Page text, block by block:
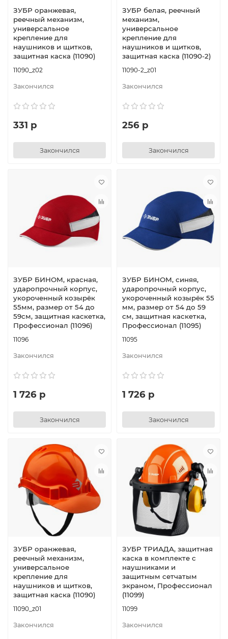
ЗУБР оранжевая,
реечный механизм,
универсальное
крепление для
наушников и щитков,
защитная каска (11090)
11090_z02
Закончился
331 р
Закончился
ЗУБР белая, реечный
механизм,
универсальное
крепление для
наушников и щитков,
защитная каска (11090-2)
11090-2_z01
Закончился
256 р
Закончился
ЗУБР БИНОМ, красная,
ударопрочный корпус,
укороченный козырёк
55мм, размер от 54 до
59см, защитная каскетка,
Профессионал (11096)
11096
Закончился
1 726 р
Закончился
ЗУБР БИНОМ, синяя,
ударопрочный корпус,
укороченный козырёк 55
мм, размер от 54 до 59
см, защитная каскетка,
Профессионал (11095)
11095
Закончился
1 726 р
Закончился
ЗУБР оранжевая,
реечный механизм,
универсальное
крепление для
наушников и щитков,
защитная каска (11090)
11090_z01
Закончился
ЗУБР ТРИАДА, защитная
каска в комплекте с
наушниками и
защитным сетчатым
экраном, Профессионал
(11099)
11099
Закончился